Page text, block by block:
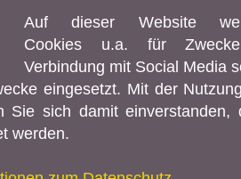
Auf dieser Website
Cookies u.a. für
Verbindung mit Social Media
eingesetzt. Mit der
Sie sich damit einverstanden,
werden.